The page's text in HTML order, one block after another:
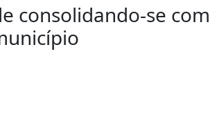
consolidando-se